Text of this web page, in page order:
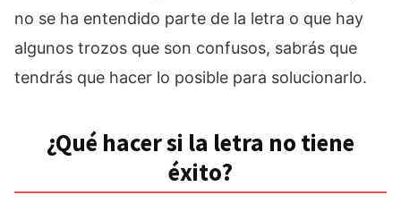
no se ha entendido parte de la letra o que hay
algunos trozos que son confusos, sabrás que
tendrás que hacer lo posible para solucionarlo.
¿Qué hacer si la letra no tiene
éxito?